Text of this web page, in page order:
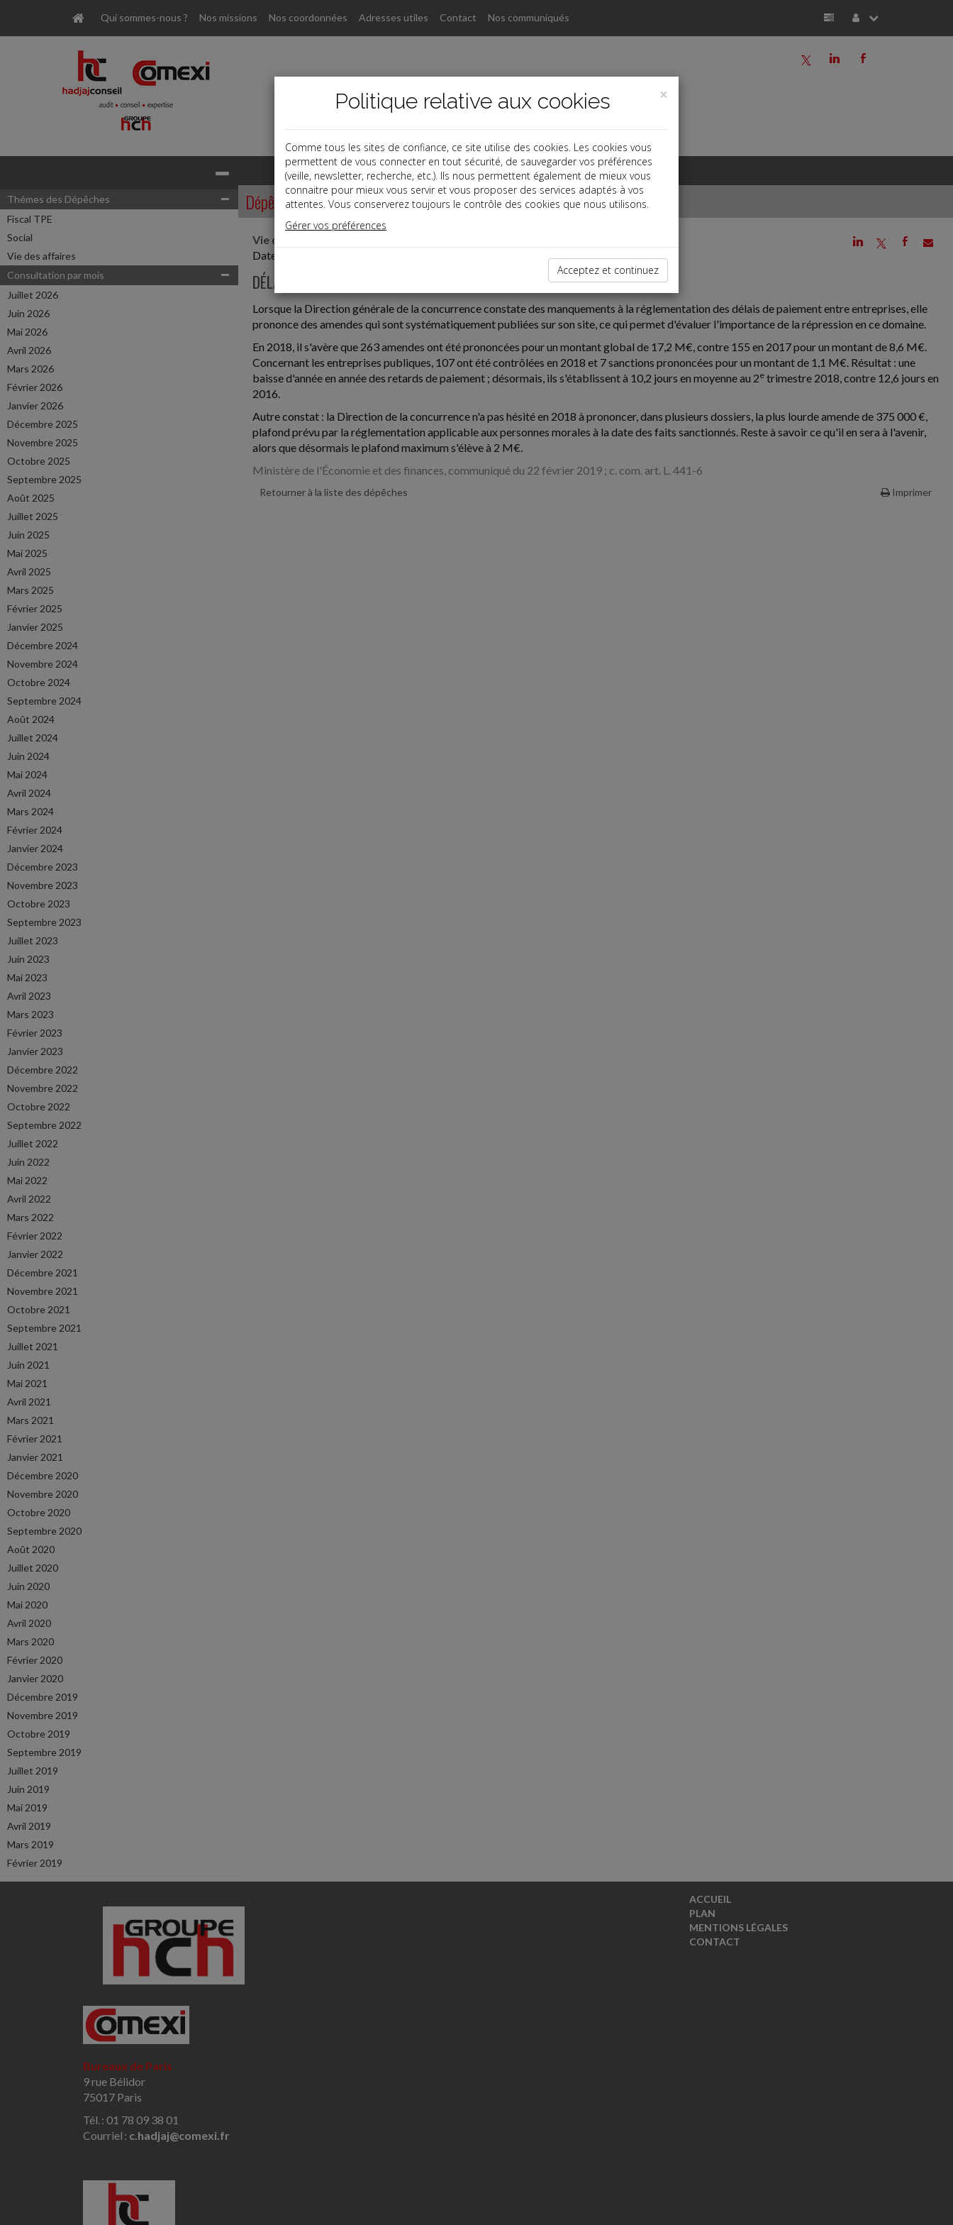
Qui sommes-nous ? Nos missions Nos coordonnées Adresses utiles Contact Nos communiqués
b
j
a
Thémes des Dépêches
Fiscal TPE
Social
Vie des affaires
Consultation par mois
Juillet 2026
Juin 2026
Mai 2026
Avril 2026
Mars 2026
Février 2026
Janvier 2026
Décembre 2025
Novembre 2025
Octobre 2025
Septembre 2025
Août 2025
Juillet 2025
Juin 2025
Mai 2025
Avril 2025
Mars 2025
Février 2025
Janvier 2025
Décembre 2024
Novembre 2024
Octobre 2024
Septembre 2024
Août 2024
Juillet 2024
Juin 2024
Mai 2024
Avril 2024
Mars 2024
Février 2024
Janvier 2024
Décembre 2023
Novembre 2023
Octobre 2023
Septembre 2023
Juillet 2023
Juin 2023
Mai 2023
Avril 2023
Mars 2023
Février 2023
Janvier 2023
Décembre 2022
Novembre 2022
Octobre 2022
Septembre 2022
Juillet 2022
Juin 2022
Mai 2022
Avril 2022
Mars 2022
Février 2022
Janvier 2022
Décembre 2021
Novembre 2021
Octobre 2021
Septembre 2021
Juillet 2021
Juin 2021
Mai 2021
Avril 2021
Mars 2021
Février 2021
Janvier 2021
Décembre 2020
Novembre 2020
Octobre 2020
Septembre 2020
Août 2020
Juillet 2020
Juin 2020
Mai 2020
Avril 2020
Mars 2020
Février 2020
Janvier 2020
Décembre 2019
Novembre 2019
Octobre 2019
Septembre 2019
Juillet 2019
Juin 2019
Mai 2019
Avril 2019
Mars 2019
Février 2019
Dépêches
j a b
Vie des affaires
Date: 2019-03-18
DÉLAIS DE PAIEMENT INTERENTREPRISES
Lorsque la Direction générale de la concurrence constate des manquements à la réglementation des délais de paiement entre entreprises, elle
prononce des amendes qui sont systématiquement publiées sur son site, ce qui permet d'évaluer l'importance de la répression en ce domaine.
En 2018, il s'avère que 263 amendes ont été prononcées pour un montant global de 17,2 M€, contre 155 en 2017 pour un montant de 8,6 M€.
Concernant les entreprises publiques, 107 ont été contrôlées en 2018 et 7 sanctions prononcées pour un montant de 1,1 M€. Résultat : une
baisse d'année en année des retards de paiement ; désormais, ils s'établissent à 10,2 jours en moyenne au 2e trimestre 2018, contre 12,6 jours en
2016.
Autre constat : la Direction de la concurrence n'a pas hésité en 2018 à prononcer, dans plusieurs dossiers, la plus lourde amende de 375 000 €,
plafond prévu par la réglementation applicable aux personnes morales à la date des faits sanctionnés. Reste à savoir ce qu'il en sera à l'avenir,
alors que désormais le plafond maximum s'élève à 2 M€.
Ministère de l'Économie et des finances, communiqué du 22 février 2019 ; c. com. art. L. 441-6
Retourner à la liste des dépêches Imprimer
Bureaux de Paris
9 rue Bélidor
75017 Paris
Tél. : 01 78 09 38 01
Courriel : c.hadjaj@comexi.fr
ACCUEIL
PLAN
MENTIONS LÉGALES
CONTACT
×
Politique relative aux cookies
Comme tous les sites de confiance, ce site utilise des cookies. Les cookies vous
permettent de vous connecter en tout sécurité, de sauvegarder vos préférences
(veille, newsletter, recherche, etc.). Ils nous permettent également de mieux vous
connaitre pour mieux vous servir et vous proposer des services adaptés à vos
attentes. Vous conserverez toujours le contrôle des cookies que nous utilisons.
Gérer vos préférences
Acceptez et continuez